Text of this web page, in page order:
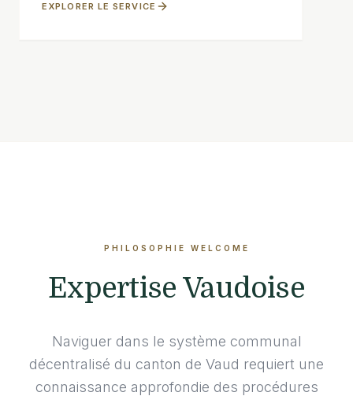
EXPLORER LE SERVICE
PHILOSOPHIE WELCOME
Expertise Vaudoise
Naviguer dans le système communal
décentralisé du canton de Vaud requiert une
connaissance approfondie des procédures